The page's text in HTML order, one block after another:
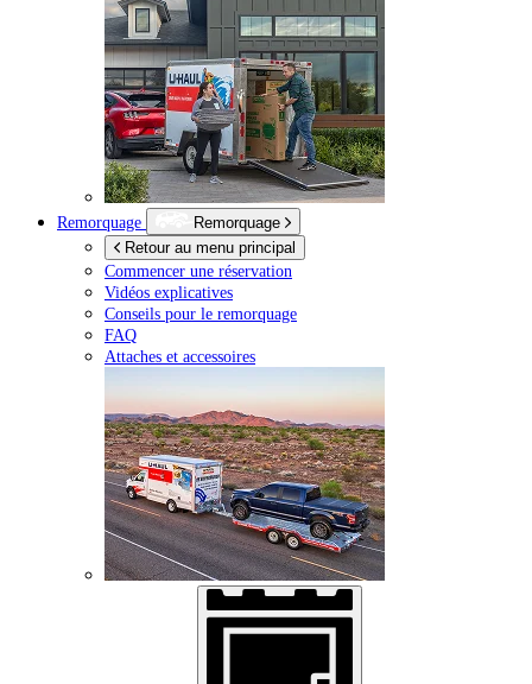
Remorquage
Remorquage
Retour au menu principal
Commencer une réservation
Vidéos explicatives
Conseils pour le remorquage
FAQ
Attaches et accessoires